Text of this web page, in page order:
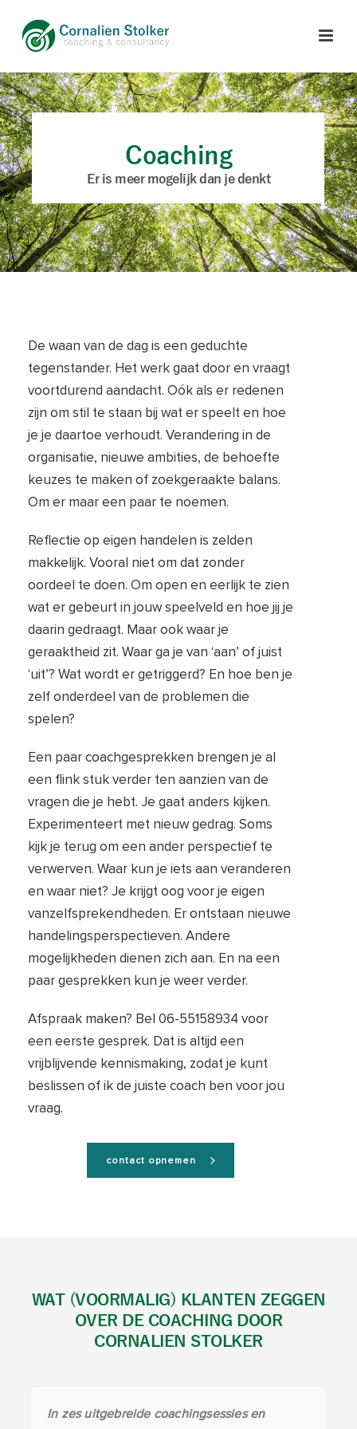
Coaching
Er is meer mogelijk dan je denkt
De waan van de dag is een geduchte
tegenstander. Het werk gaat door en vraagt
voortdurend aandacht. Oók als er redenen
zijn om stil te staan bij wat er speelt en hoe
je je daartoe verhoudt. Verandering in de
organisatie, nieuwe ambities, de behoefte
keuzes te maken of zoekgeraakte balans.
Om er maar een paar te noemen.
Reflectie op eigen handelen is zelden
makkelijk. Vooral niet om dat zonder
oordeel te doen. Om open en eerlijk te zien
wat er gebeurt in jouw speelveld en hoe jij je
daarin gedraagt. Maar ook waar je
geraaktheid zit. Waar ga je van ‘aan’ of juist
‘uit’? Wat wordt er getriggerd? En hoe ben je
zelf onderdeel van de problemen die
spelen?
Een paar coachgesprekken brengen je al
een flink stuk verder ten aanzien van de
vragen die je hebt. Je gaat anders kijken.
Experimenteert met nieuw gedrag. Soms
kijk je terug om een ander perspectief te
verwerven. Waar kun je iets aan veranderen
en waar niet? Je krijgt oog voor je eigen
vanzelfsprekendheden. Er ontstaan nieuwe
handelingsperspectieven. Andere
mogelijkheden dienen zich aan. En na een
paar gesprekken kun je weer verder.
Afspraak maken? Bel 06-55158934 voor
een eerste gesprek. Dat is altijd een
vrijblijvende kennismaking, zodat je kunt
beslissen of ik de juiste coach ben voor jou
vraag.
contact opnemen
WAT (VOORMALIG) KLANTEN ZEGGEN
OVER DE COACHING DOOR
CORNALIEN STOLKER
In zes uitgebreide coachingsessies en
Cornalien heb ik leren kennen bij diverse